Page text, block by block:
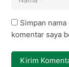
Simpan
komentar saya